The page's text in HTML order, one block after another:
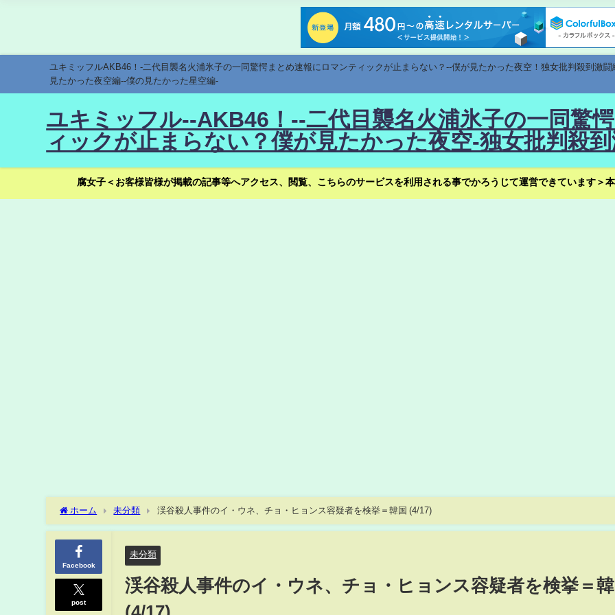
ユキミッフルAKB46！-二代目襲名火浦氷子の一同驚愕まとめ速報にロマンティックが止まらない？--僕が見たかった夜空！独女批判殺到激
見たかった夜空編--僕の見たかった星空編-
ユキミッフル--AKB46！--二代目襲名火浦氷子の一同驚
ィックが止まらない？僕が見たかった夜空-独女批判殺
腐女子＜お客様皆様が掲載の記事等へアクセス、閲覧、こちらのサービスを利用される事でかろうじて運営できています＞
ホーム 未分類 渓谷殺人事件のイ・ウネ、チョ・ヒョンス容疑者を検挙＝韓国 (4/17)
Facebook
post
未分類
渓谷殺人事件のイ・ウネ、チョ・ヒョンス容疑者を検挙＝
(4/17)